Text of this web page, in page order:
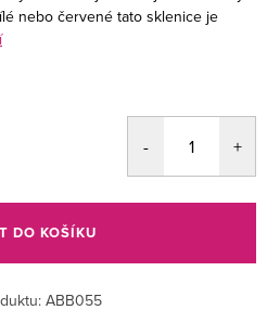
nebo červené tato sklenice je
DO KOŠÍKU
ABB055